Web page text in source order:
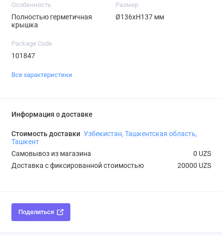
Особенность
Полностью герметичная
крышка
Размер
Ø136хH137 мм
Package Code
101847
Все характеристики
Информация о доставке
Стоимость доставки Узбекистан, Ташкентская область,
Ташкент
Самовывоз из магазина
0 UZS
Доставка с фиксированной стоимостью
20000 UZS
Поделиться